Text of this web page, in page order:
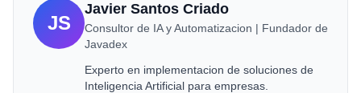
JS
Javier Santos Criado
Consultor de IA y Automatizacion | Fundador de
Javadex
Experto en implementacion de soluciones de
Inteligencia Artificial para empresas.